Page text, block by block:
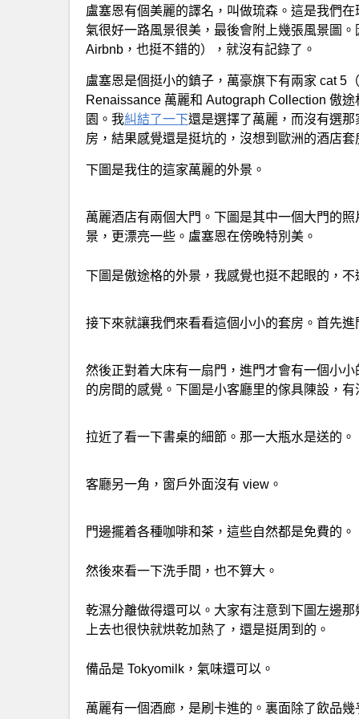
盧塞恩有個美麗的譯名，叫做琉森。這是我們
氣很好一路風景很美，最後會附上幾張風景圖
Airbnb，也挺不錯的），就沒有記錄了。
盧塞恩是個挺小的鎮子，萬豪旗下有兩家 cat 5
Renaissance 萬麗和 Autograph Collection 傲
園。我糾結了一下還是選擇了萬麗，而沒有選
房，結果感覺還是挺坑的，沒想到歐洲的酒店
下圖是我住的這家萬麗的外景。
萬麗酒店有兩個大門。下圖是其中一個大門的
景，更漂亮一些。盧塞恩在傍晚特別美。
下圖是傲途格的外景，我感覺也挺不起眼的，
接下來就讓我們來看看這個小小的套房。首先
然後正對着大床有一扇門，進門才會有一個小
的房間的感覺。下圖是小客廳里的傢具陳設，
拉近了看一下書桌的細節。那一大瓶水是送的。
客廳另一角，窗戶外面沒有 view。
門邊擺着各種咖啡和茶，這些自然都是免費的。
然後來看一下洗手間，也不算大。
乾濕分離做得還可以。大家有注意到下圖左邊
上去也很快就烘乾加熱了，還是挺周到的。
備品是 Tokyomilk，氣味還可以。
萬麗有一個酒廊，是刷卡進的。裏面除了飲品